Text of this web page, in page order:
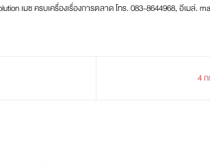
เมซ ครบเครื่องเรื่องการตลาด โทร. 083-8644968, อีเมล์.
4